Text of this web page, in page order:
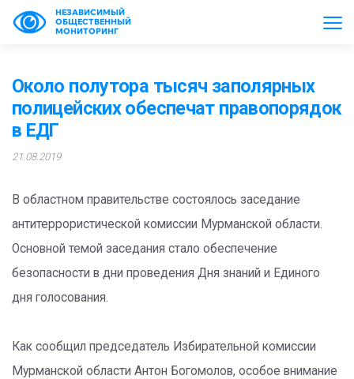
НЕЗАВИСИМЫЙ
ОБЩЕСТВЕННЫЙ
МОНИТОРИНГ
Около полутора тысяч заполярных
полицейских обеспечат правопорядок
в ЕДГ
21.08.2019
В областном правительстве состоялось заседание
антитеррористической комиссии Мурманской области.
Основной темой заседания стало обеспечение
безопасности в дни проведения Дня знаний и Единого
дня голосования.
Как сообщил председатель Избирательной комиссии
Мурманской области Антон Богомолов, особое внимание